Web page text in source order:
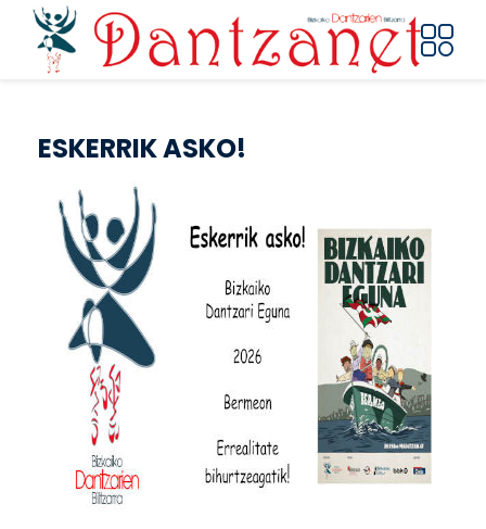
Skip to main content
ESKERRIK ASKO!